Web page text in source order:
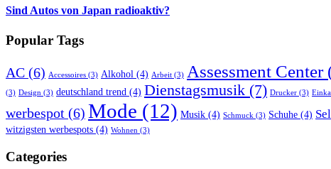
Sind Autos von Japan radioaktiv?
Popular Tags
AC (6) Accessoires (3) Alkohol (4) Arbeit (3) Assessment Center
(3) Design (3) deutschland trend (4) Dienstagsmusik (7) Drucker (3)
werbespot (6) Mode (12) Musik (4) Schmuck (3) Schuhe (4)
witzigsten werbespots (4) Wohnen (3)
Categories